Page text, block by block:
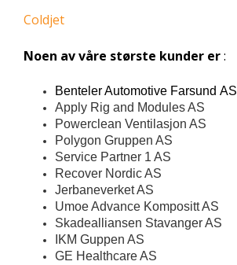
Coldjet
Noen av våre største kunder er:
Benteler Automotive Farsund AS
Apply Rig and Modules AS
Powerclean Ventilasjon AS
Polygon Gruppen AS
Service Partner 1 AS
Recover Nordic AS
Jerbaneverket AS
Umoe Advance Kompositt AS
Skadealliansen Stavanger AS
IKM Guppen AS
GE Healthcare AS